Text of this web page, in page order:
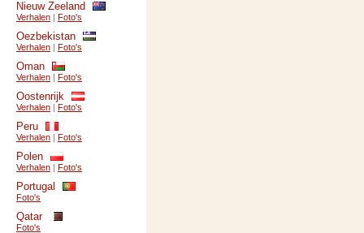
Nieuw Zeeland
Verhalen | Foto's
Oezbekistan
Verhalen | Foto's
Oman
Verhalen | Foto's
Oostenrijk
Verhalen | Foto's
Peru
Verhalen | Foto's
Polen
Verhalen | Foto's
Portugal
Foto's
Qatar
Foto's